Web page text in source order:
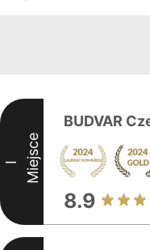
I Miejsce
BUDVAR
8.9